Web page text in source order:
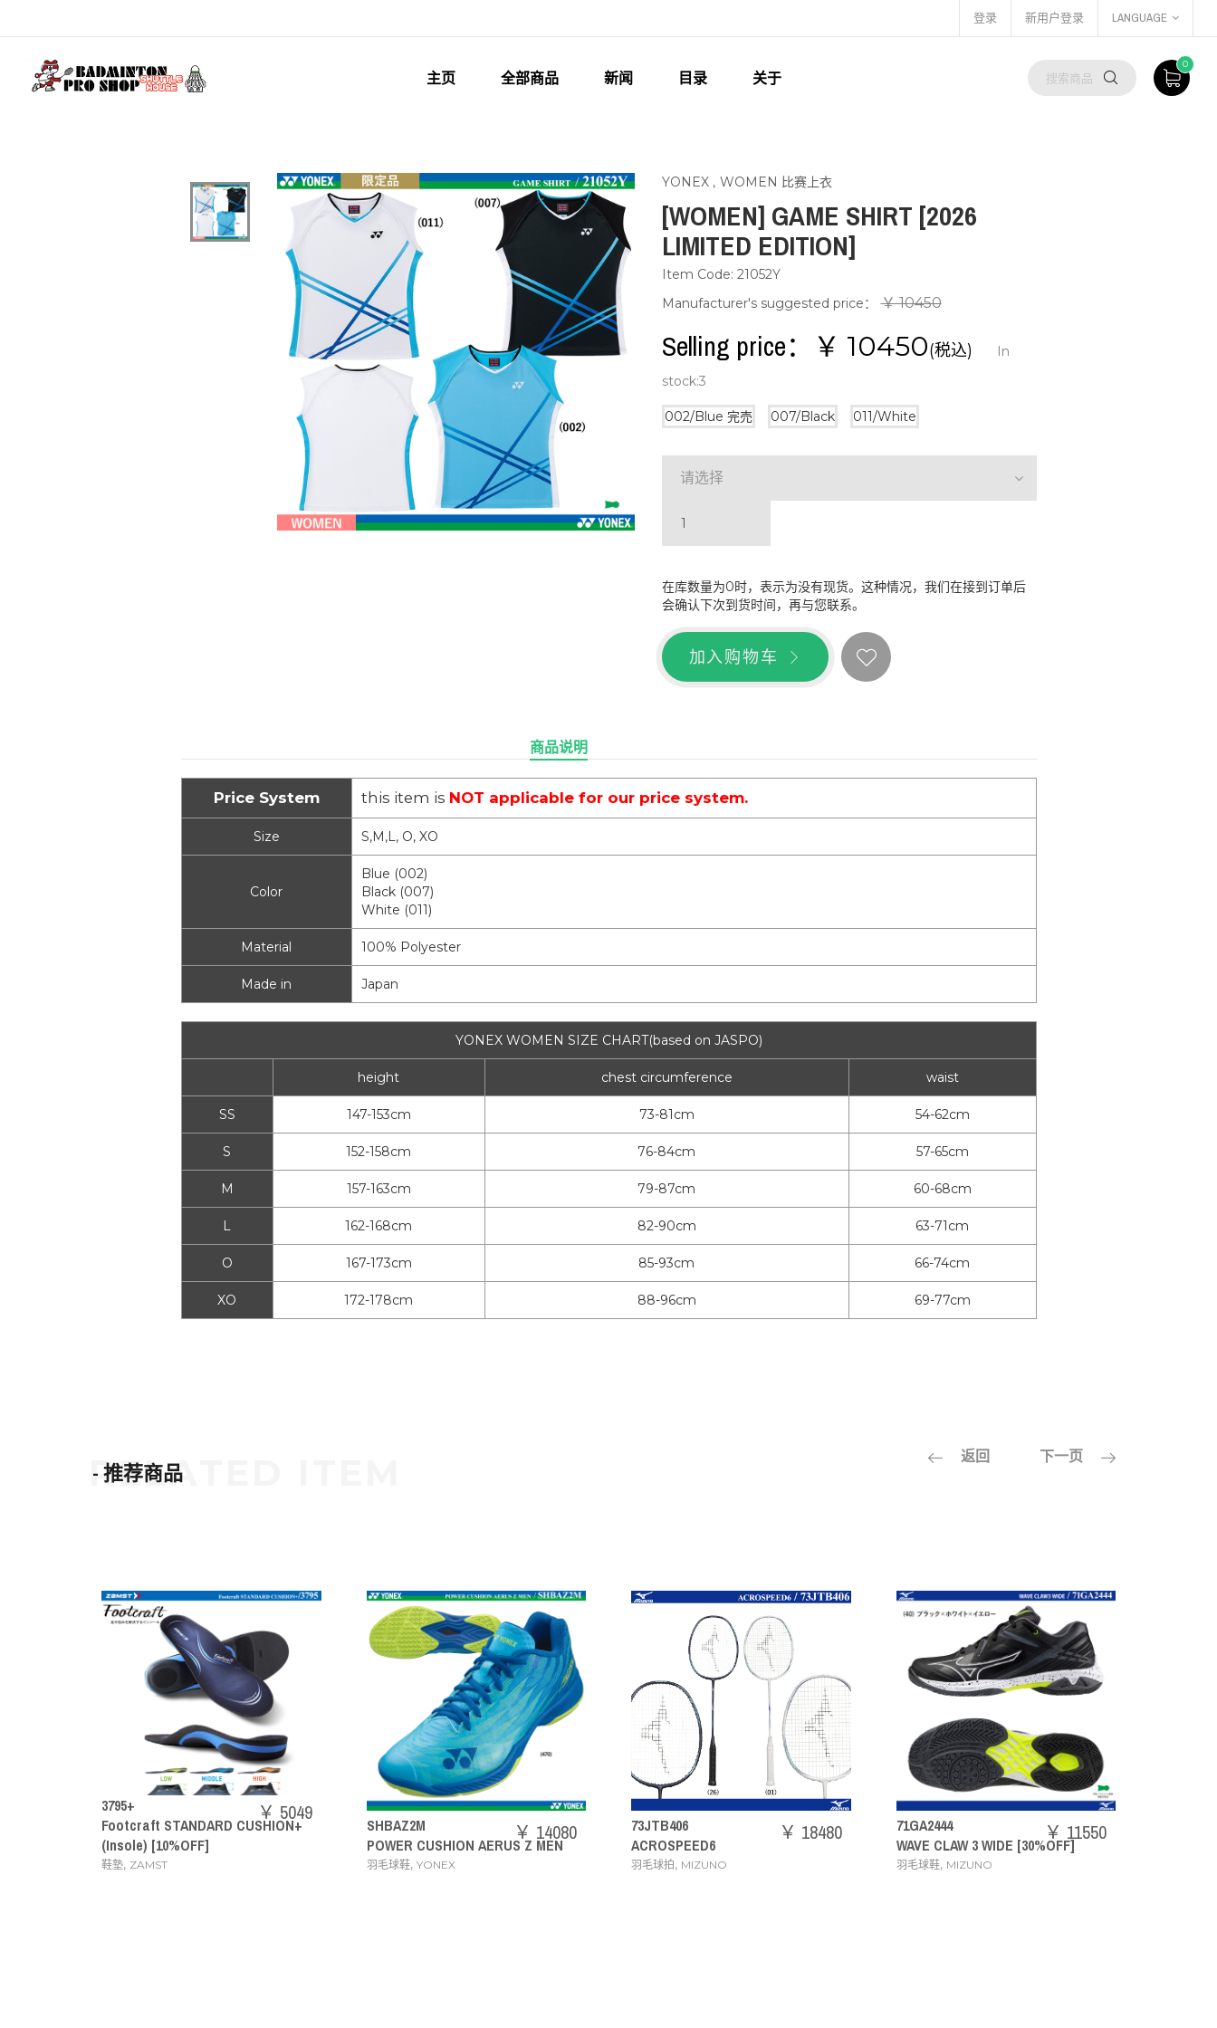
登录 新用户登录 LANGUAGE
主页 全部商品 新闻 目录 关于
0
YONEX, WOMEN 比赛上衣
[WOMEN] GAME SHIRT [2026
LIMITED EDITION]
Item Code: 21052Y
Manufacturer's suggested price：
￥ 10450
Selling price：￥ 10450(税込)
In
stock:3
002/Blue 完売 007/Black 011/White
请选择
在库数量为0时，表示为没有现货。这种情况，我们在接到订单后
会确认下次到货时间，再与您联系。
加入购物车
商品说明
Price System this item is NOT applicable for our price system.
Size S,M,L, O, XO
Color
Blue (002)
Black (007)
White (011)
Material 100% Polyester
Made in Japan
YONEX WOMEN SIZE CHART(based on JASPO)
height chest circumference waist
SS 147-153cm 73-81cm 54-62cm
S 152-158cm 76-84cm 57-65cm
M 157-163cm 79-87cm 60-68cm
L 162-168cm 82-90cm 63-71cm
O 167-173cm 85-93cm 66-74cm
XO 172-178cm 88-96cm 69-77cm
- 推荐商品
返回 下一页
SHBAZ2M
POWER CUSHION AERUS Z MEN
羽毛球鞋
￥ 14080
73JTB406
ACROSPEED6
羽毛球拍
￥ 18480
71GA2444
WAVE CLAW 3 WIDE [30%OFF]
羽毛球鞋,
￥ 11550
73JTB403
ACROSPEED3
羽毛球拍,
￥ 20240